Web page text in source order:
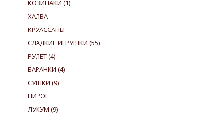
КОЗИНАКИ (1)
ХАЛВА
КРУАССАНЫ
СЛАДКИЕ ИГРУШКИ (55)
РУЛЕТ(4)
БАРАНКИ (4)
СУШКИ (9)
ПИРОГ
ЛУКУМ (9)